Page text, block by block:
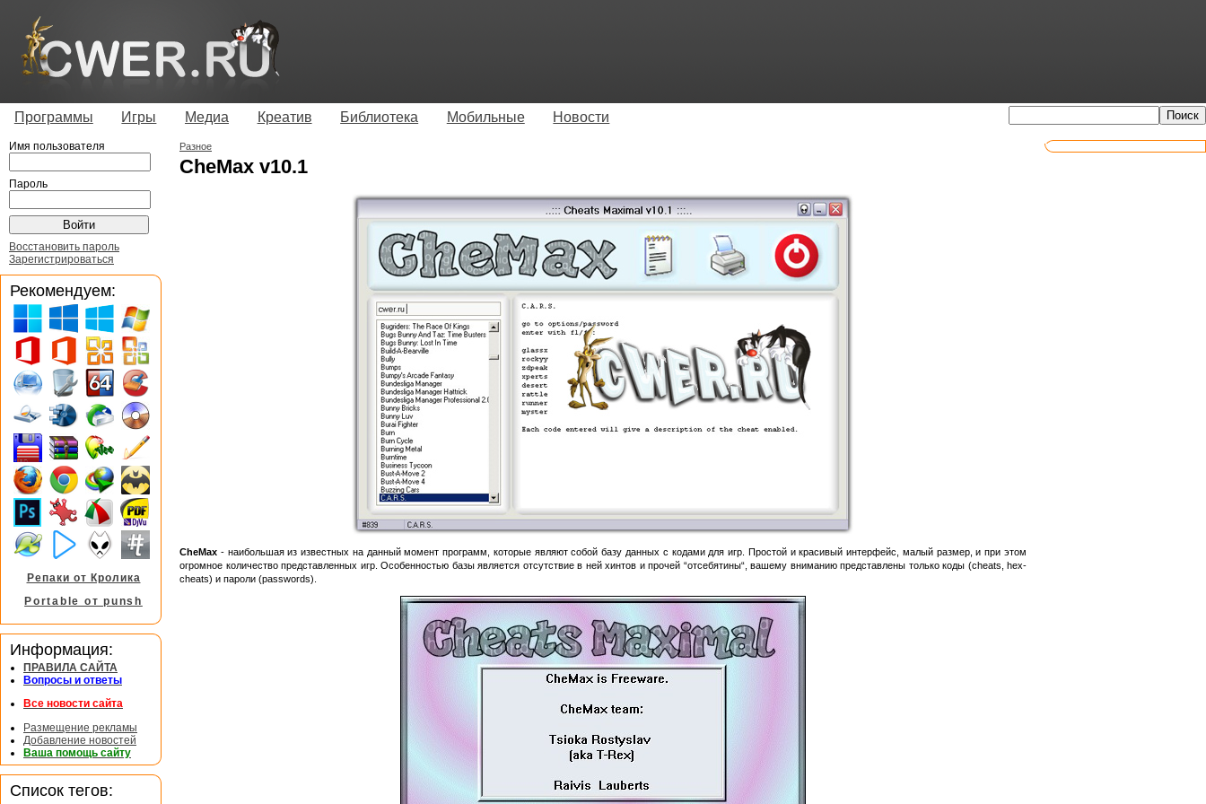
Программы Игры Медиа Креатив Библиотека Мобильные Новости
Разное
CheMax v10.1
CheMax - наибольшая из известных на данный момент программ, которые являют собой базу данных с кодами для игр. Простой и красивый интерфейс, малый размер, и при этом
огромное количество представленных игр. Особенностью базы является отсутствие в ней хинтов и прочей “отсебятины“, вашему вниманию представлены только коды (cheats, hex-
cheats) и пароли (passwords).
Имя пользователя
Пароль
Восстановить пароль
Зарегистрироваться
Рекомендуем:
Репаки от Кролика
Portable от punsh
Информация:
ПРАВИЛА САЙТА
Вопросы и ответы
Все новости сайта
Размещение рекламы
Добавление новостей
Ваша помощь сайту
Список тегов: